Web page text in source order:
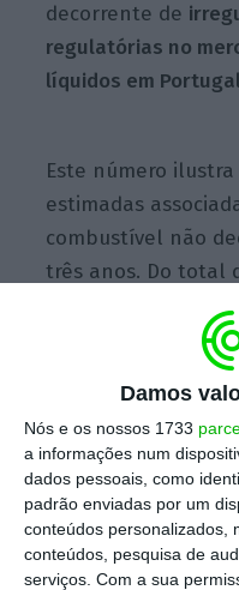
Damos
Nós e os nossos 1733
a informações num
dados pessoais, como
padrão enviadas por um
conteúdos personalizados,
conteúdos, pesquisa de
serviços. Com a sua
decorrente de
regulatórias no
líquidos em
Este número
estimadas
combustível não
três anos. Do total
704 milhões
perdas médias
Produtos
referem-se às
Imposto sobre o
Combustíveis. Ministra
aos preços
Ler Mais